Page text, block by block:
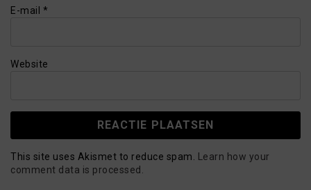
E-mail *
Website
This site uses Akismet to reduce spam. Learn how your
comment data is processed.